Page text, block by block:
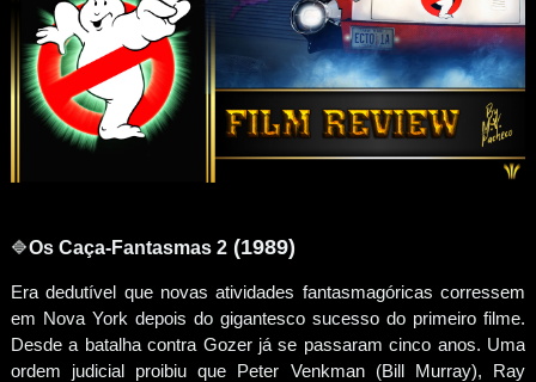
🔷Os Caça-Fantasmas 2(1989)
Era dedutível que novas atividades fantasmagóricas corressem
em Nova York depois do gigantesco sucesso do primeiro filme.
Desde a batalha contra Gozer já se passaram cinco anos. Uma
ordem judicial proibiu que Peter Venkman (Bill Murray), Ray